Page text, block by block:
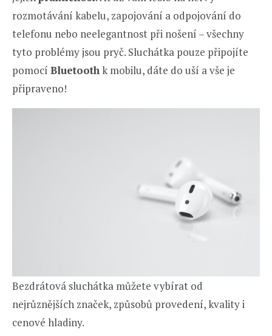
rozmotávání kabelu, zapojování a odpojování do
telefonu nebo neelegantnost při nošení – všechny
tyto problémy jsou pryč. Sluchátka pouze připojíte
pomocí Bluetoothk mobilu, dáte do uší a vše je
připraveno!
Bezdrátová sluchátka můžete vybírat od
nejrůznějších značek, způsobů provedení, kvality i
cenové hladiny.